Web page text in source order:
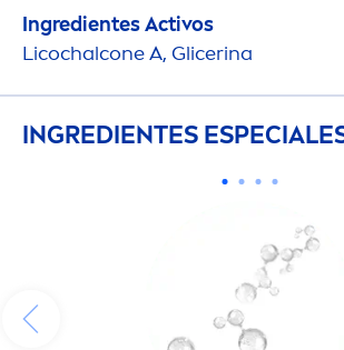
Ingredientes Activos
Licochalcone A, Glicerina
INGREDIENTES